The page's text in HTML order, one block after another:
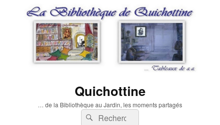
Quichottine
… de la Bibliothèque au Jardin, les moments partagés
Recherche :
Rechercher